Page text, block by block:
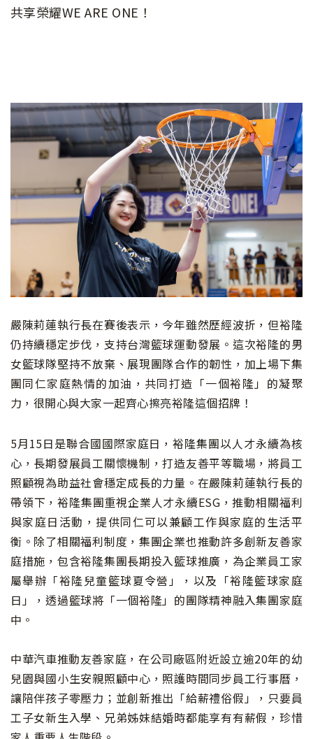
共享榮耀WE ARE ONE！
嚴陳莉蓮執行長在賽後表示，今年雖然歷經波折，但裕隆
仍持續穩定步伐，支持台灣籃球運動發展。這次裕隆的男
女籃球隊堅持不放棄、展現團隊合作的韌性，加上場下集
團同仁家庭熱情的加油，共同打造「一個裕隆」的凝聚
力，很開心與大家一起齊心擦亮裕隆這個招牌！
5月15日是聯合國國際家庭日，裕隆集團以人才永續為核
心，長期發展員工關懷機制，打造友善平等職場，將員工
照顧視為助益社會穩定成長的力量。在嚴陳莉蓮執行長的
帶領下，裕隆集團重視企業人才永續ESG，推動相關福利
與家庭日活動，提供同仁可以兼顧工作與家庭的生活平
衡。除了相關福利制度，集團企業也推動許多創新友善家
庭措施，包含裕隆集團長期投入籃球推廣，為企業員工家
屬舉辦「裕隆兒童籃球夏令營」，以及「裕隆籃球家庭
日」，透過籃球將「一個裕隆」的團隊精神融入集團家庭
中。
中華汽車推動友善家庭，在公司廠區附近設立逾20年的幼
兒園與國小生安親照顧中心，照護時間同步員工行事曆，
讓陪伴孩子零壓力；並創新推出「給薪禮俗假」，只要員
工子女新生入學、兄弟姊妹結婚時都能享有有薪假，珍惜